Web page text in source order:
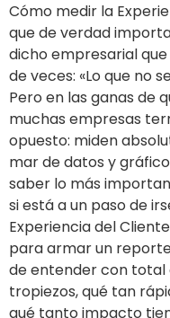
Cómo medir la
que de verdad
dicho empresarial
de veces: «Lo que no
Pero en las ganas de
muchas empresas
opuesto: miden
mar de datos y
saber lo más
si está a un paso de
Experiencia del
para armar un
de entender con total
tropiezos, qué tan
qué tanto impacto